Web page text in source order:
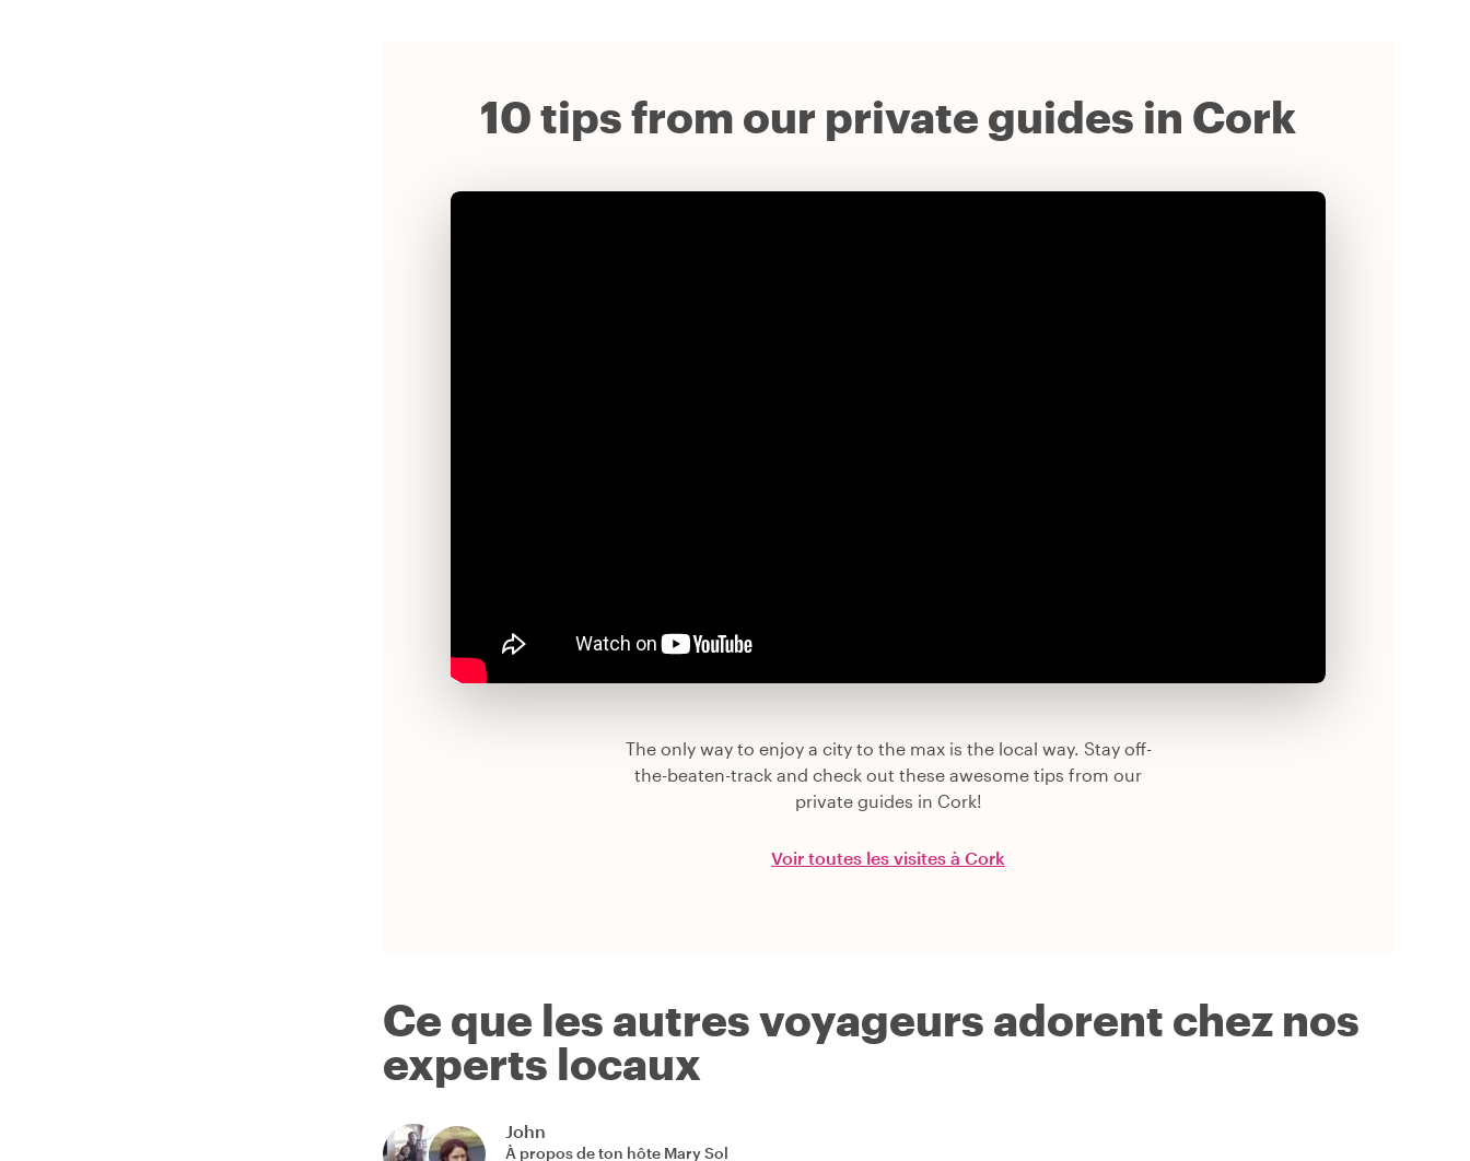
10 tips from our private guides in Cork
The only way to enjoy a city to the max is the local way. Stay off-
the-beaten-track and check out these awesome tips from our
private guides in Cork!
Voir toutes les visites à Cork
Ce que les autres voyageurs adorent chez nos
experts locaux
John
À propos de ton hôte Mary Sol